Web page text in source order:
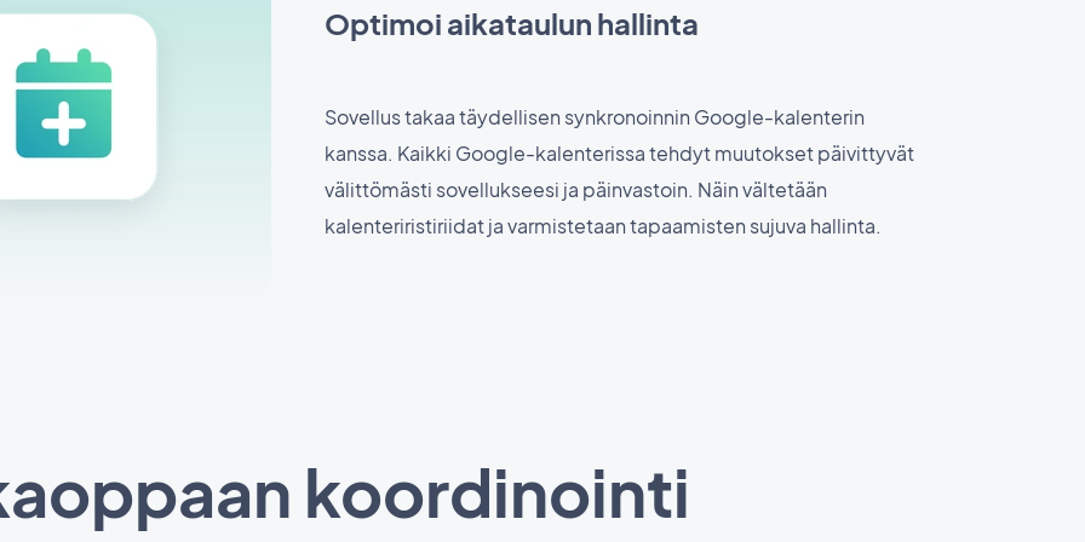
Optimoi aikataulun hallinta
Sovellus takaa täydellisen synkronoinnin Google-kalenterin
kanssa. Kaikki Google-kalenterissa tehdyt muutokset päivittyvät
välittömästi sovellukseesi ja päinvastoin. Näin vältetään
kalenteriristiriidat ja varmistetaan tapaamisten sujuva hallinta.
koordinointi